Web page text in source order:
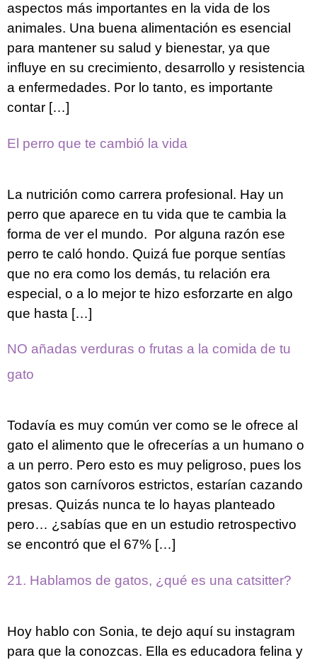
aspectos más importantes en la vida de los
animales. Una buena alimentación es esencial
para mantener su salud y bienestar, ya que
influye en su crecimiento, desarrollo y resistencia
a enfermedades. Por lo tanto, es importante
contar […]
El perro que te cambió la vida
La nutrición como carrera profesional. Hay un
perro que aparece en tu vida que te cambia la
forma de ver el mundo. Por alguna razón ese
perro te caló hondo. Quizá fue porque sentías
que no era como los demás, tu relación era
especial, o a lo mejor te hizo esforzarte en algo
que hasta […]
NO añadas verduras o frutas a la comida de tu
gato
Todavía es muy común ver como se le ofrece al
gato el alimento que le ofrecerías a un humano o
a un perro. Pero esto es muy peligroso, pues los
gatos son carnívoros estrictos, estarían cazando
presas. Quizás nunca te lo hayas planteado
pero… ¿sabías que en un estudio retrospectivo
se encontró que el 67% […]
21. Hablamos de gatos, ¿qué es una catsitter?
Hoy hablo con Sonia, te dejo aquí su instagram
para que la conozcas. Ella es educadora felina y